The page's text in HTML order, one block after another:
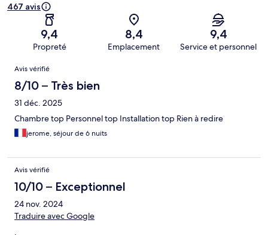
467 avis
9,4
Propreté
8,4
Emplacement
9,4
Service et personnel
Avis
Avis vérifié
8/10 – Très bien
31 déc. 2025
Chambre top Personnel top Installation top Rien à redire
jerome, séjour de 6 nuits
Avis vérifié
10/10 – Exceptionnel
24 nov. 2024
Traduire avec Google
.